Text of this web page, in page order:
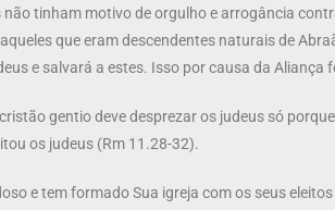
tinham motivo de orgulho e arrogância
que eram descendentes naturais de
e salvará a estes. Isso por causa da Aliança
gentio deve desprezar os judeus só
os judeus (Rm 11.28-32).
e tem formado Sua igreja com os seus